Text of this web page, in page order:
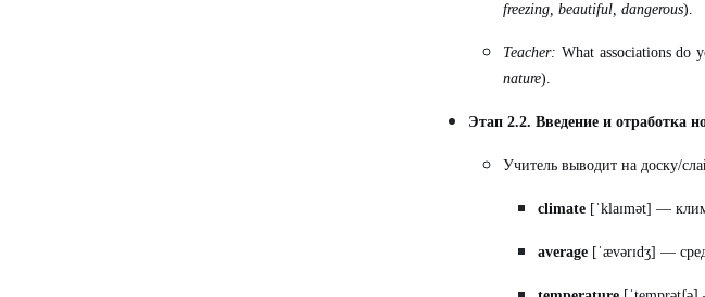
freezing, beautiful, dangerous).
Teacher: What associations do
nature).
Этап 2.2. Введение и отработка
Учитель выводит на доску/
climate [ˈklaɪmət] —
average [ˈævərɪdʒ] —